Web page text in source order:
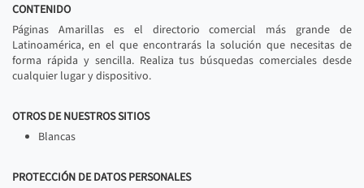
CONTENIDO
Páginas Amarillas es el directorio comercial más grande de
Latinoamérica, en el que encontrarás la solución que necesitas de
forma rápida y sencilla. Realiza tus búsquedas comerciales desde
cualquier lugar y dispositivo.
OTROS DE NUESTROS SITIOS
Blancas
PROTECCIÓN DE DATOS PERSONALES